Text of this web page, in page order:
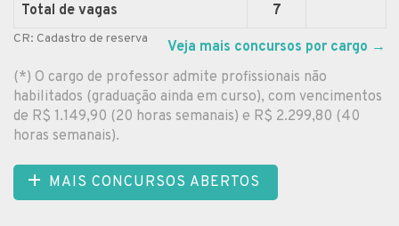
Total de vagas
7
CR: Cadastro de reserva Veja mais concursos por cargo →
(*) O cargo de professor admite profissionais não
habilitados (graduação ainda em curso), com vencimentos
de R$ 1.149,90 (20 horas semanais) e R$ 2.299,80 (40
horas semanais).
MAIS CONCURSOS ABERTOS